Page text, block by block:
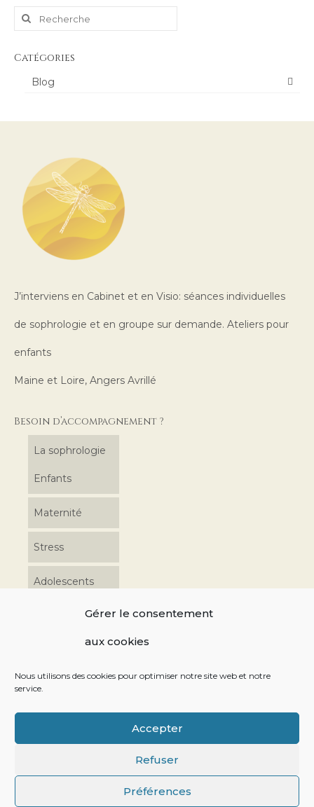
Gérer le consentement
aux cookies
Nous utilisons des cookies pour optimiser notre site web et notre
service.
Accepter
Refuser
Préférences
Rechercher
Catégories
Blog
J’interviens en Cabinet et en Visio: séances individuelles
de sophrologie et en groupe sur demande. Ateliers pour
enfants
Maine et Loire, Angers Avrillé
Besoin d’accompagnement ?
La sophrologie
Enfants
Maternité
Stress
Adolescents
Retrouvez-moi sur les réseaux sociaux
Maternité Stress
© [2021] | [Stéphanie DUBOIS Sophrologue] -Mentions légales